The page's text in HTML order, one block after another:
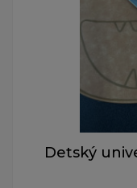
Detský